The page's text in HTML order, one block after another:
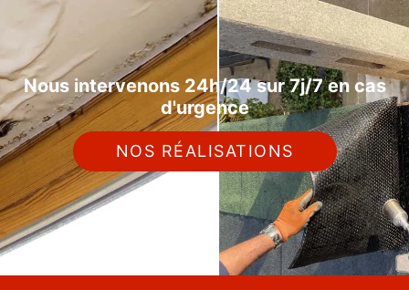
Nous intervenons 24h/24 sur 7j/7 en cas
d'urgence
NOS RÉALISATIONS